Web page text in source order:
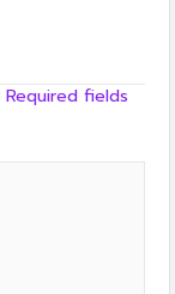
Required fields